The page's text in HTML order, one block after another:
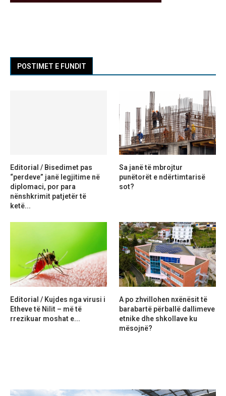
POSTIMET E FUNDIT
Editorial / Bisedimet pas
“perdeve” janë legjitime në
diplomaci, por para
nënshkrimit patjetër të
ketë...
Sa janë të mbrojtur
punëtorët e ndërtimtarisë
sot?
Editorial / Kujdes nga virusi i
Etheve të Nilit – më të
rrezikuar moshat e...
A po zhvillohen nxënësit të
barabartë përballë dallimeve
etnike dhe shkollave ku
mësojnë?